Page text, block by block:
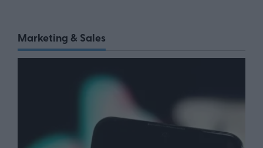
Marketing & Sales